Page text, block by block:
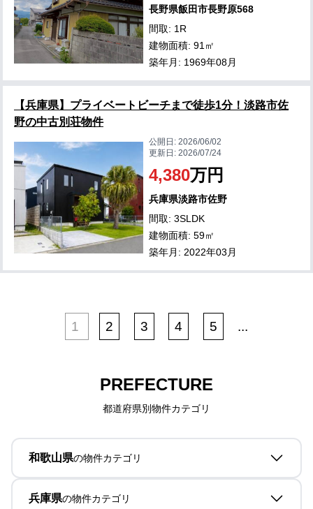
長野県飯田市長野原568
間取: 1R
建物面積: 91㎡
築年月: 1969年08月
【兵庫県】プライベートビーチまで徒歩1分！淡路市佐
野の中古別荘物件
公開日:2026/06/02
更新日:2026/07/24
4,380万円
兵庫県淡路市佐野
間取: 3SLDK
建物面積: 59㎡
築年月: 2022年03月
1 2 3 4 5 ...
PREFECTURE
都道府県別物件カテゴリ
和歌山県の物件カテゴリ
兵庫県の物件カテゴリ